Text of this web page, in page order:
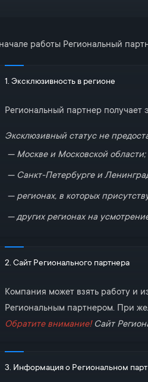
работы Региональный
1. Эксклюзивность в регионе
Региональный партнер получает
Эксклюзивный статус не
Москве и Московской области;
Санкт-Петербурге и
регионах, в которых
других регионах на
2. Сайт Регионального партнера
Компания может взять работу и
Региональным партнером. При
Обратите внимание!Сайт
3. Информация о Региональном